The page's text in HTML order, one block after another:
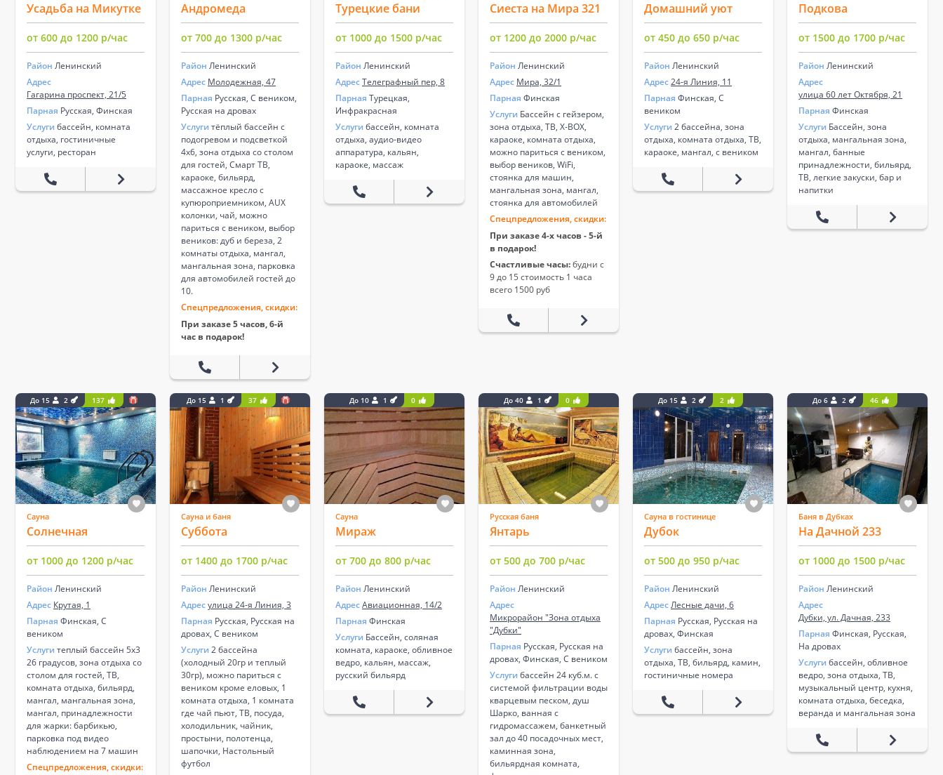
Усадьба на Микутке
от 600 до 1200 р/час
Район Ленинский
Адрес
Гагарина проспект, 21/5
Парная Русская, Финская
Услуги бассейн, комната
отдыха, гостиничные
услуги, ресторан
Андромеда
от 700 до 1300 р/час
Район Ленинский
Адрес Молодежная, 47
Парная Русская, С веником,
Русская на дровах
Услуги тёплый бассейн с
подогревом и подсветкой
4х6, зона отдыха со столом
для гостей, Смарт ТВ,
караоке, бильярд,
массажное кресло с
купюроприемником, AUX
колонки, чай, можно
париться с веником, выбор
веников: дуб и береза, 2
комнаты отдыха, мангал,
мангальная зона, парковка
для автомобилей гостей до
10.
Спецпредложения, скидки:
При заказе 5 часов, 6-й
час в подарок!
Турецкие бани
от 1000 до 1500 р/час
Район Ленинский
АдресТелеграфный пер, 8
Парная Турецкая,
Инфракрасная
Услуги бассейн, комната
отдыха, аудио-видео
аппаратура, кальян,
караоке, массаж
Сиеста на Мира 321
от 1200 до 2000 р/час
Район Ленинский
Адрес Мира, 32/1
Парная Финская
Услуги Бассейн с гейзером,
зона отдыха, ТВ, X-BOX,
караоке, комната отдыха,
можно париться с веником,
выбор веников, WiFi,
стоянка для машин,
мангальная зона, мангал,
стоянка для автомобилей
Спецпредложения, скидки:
При заказе 4-х часов - 5-й
в подарок!
Счастливые часы:будни с
9 до 15 стоимость 1 часа
всего 1500 руб
Домашний уют
от 450 до 650 р/час
Район Ленинский
Адрес24-я Линия, 11
Парная Финская, С
веником
Услуги 2 бассейна, зона
отдыха, комната отдыха, ТВ,
караоке, мангал, с веником
Подкова
от 1500 до 1700 р/час
Район Ленинский
Адрес
улица 60 лет Октября, 21
Парная Финская
Услуги Бассейн, зона
отдыха, мангальная зона,
мангал, банные
принадлежности, бильярд,
ТВ, легкие закуски, бар и
напитки
До 15 2 137
Сауна
Солнечная
от 1000 до 1200 р/час
Район Ленинский
Адрес Крутая, 1
Парная Финская, С
веником
Услуги теплый бассейн 5х3
26 градусов, зона отдыха со
столом для гостей, ТВ,
комната отдыха, бильярд,
мангал, мангальная зона,
мангал, принадлежности
для жарки: барбикью,
парковка под видео
наблюдением на 7 машин
Спецпредложения, скидки:
До 15 1 37
Сауна и баня
Суббота
от 1400 до 1700 р/час
Район Ленинский
Адресулица 24-я Линия, 3
Парная Русская, Русская на
дровах, С веником
Услуги 2 бассейна
(холодный 20гр и теплый
30гр), можно париться с
веником кроме еловых, 1
комната отдыха, 1 комната
где чай пьют, ТВ, посуда,
холодильник, чайник,
простыни, полотенца,
шапочки, Настольный
футбол
До 10 1 0
Сауна
Мираж
от 700 до 800 р/час
Район Ленинский
АдресАвиационная, 14/2
Парная Финская
Услуги Бассейн, соляная
комната, караоке, обливное
ведро, кальян, массаж,
русский бильярд
До 40 1 0
Русская баня
Янтарь
от 500 до 700 р/час
Район Ленинский
Адрес
Микрорайон "Зона отдыха
"Дубки"
Парная Русская, Русская на
дровах, Финская, С веником
Услуги бассейн 24 куб.м. с
системой фильтрации воды
кварцевым песком, душ
Шарко, ванная с
гидромассажем, банкетный
зал до 40 посадочных мест,
каминная зона,
бильярдная комната,
До 15 2 2
Сауна в гостинице
Дубок
от 500 до 950 р/час
Район Ленинский
АдресЛесные дачи, 6
Парная Русская, Русская на
дровах, Финская
Услуги бассейн, зона
отдыха, ТВ, бильярд, камин,
гостиничные номера
До 6 2 46
Баня в Дубках
На Дачной 233
от 1000 до 1500 р/час
Район Ленинский
Адрес
Дубки, ул. Дачная, 233
Парная Финская, Русская,
На дровах
Услуги бассейн, обливное
ведро, зона отдыха, ТВ,
музыкальный центр, кухня,
комната отдыха, беседка,
веранда и мангальная зона